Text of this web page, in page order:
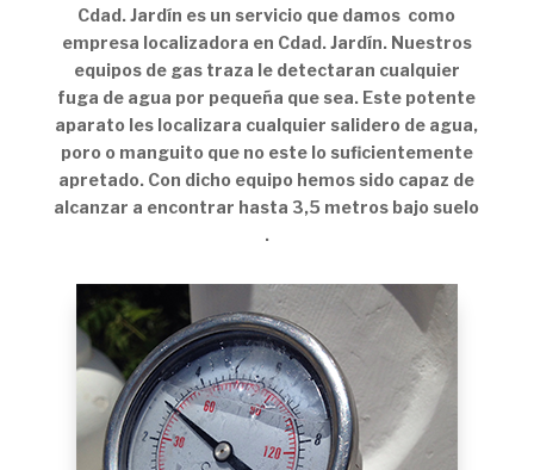
Cdad. Jardín es un servicio que damos como
empresa localizadora en Cdad. Jardín. Nuestros
equipos de gas traza le detectaran cualquier
fuga de agua por pequeña que sea. Este potente
aparato les localizara cualquier salidero de agua,
poro o manguito que no este lo suficientemente
apretado. Con dicho equipo hemos sido capaz de
alcanzar a encontrar hasta 3,5 metros bajo suelo
.